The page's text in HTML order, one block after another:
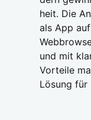
heit. Die
als App
und mit
Vor­tei­le
Lösung für